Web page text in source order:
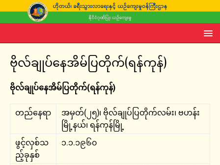
ဗိုလ်ချုပ်နေအိမ်ပြတိုက်(ရန်ကုန်)
ဗိုလ်ချုပ်နေအိမ်ပြတိုက်(ရန်ကုန်)
တည်နေရာ
အမှတ်(၂၅)၊ ဗိုလ်ချုပ်ပြတိုက်လမ်း၊ ဗဟန်း
မြို့နယ်၊ ရန်ကုန်မြို့
ဖွင့်လှစ်သ
ည့်ခုနှစ်
၁.၁.၁၉၆၀